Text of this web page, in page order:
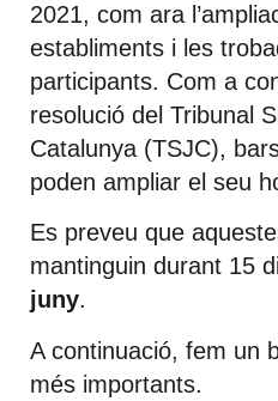
2021, com ara
establiments i les
participants. Com a
resolució del Tribunal
Catalunya (TSJC),
poden ampliar el seu
Es preveu que
mantinguin durant 15
juny.
A continuació, fem un
més importants.